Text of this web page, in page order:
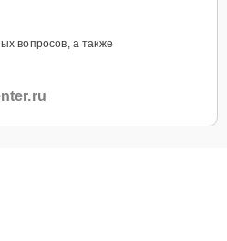
вопросов, а также